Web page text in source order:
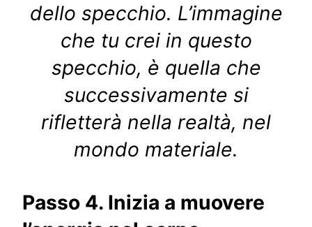
dello specchio. L’immagine
che tu crei in questo
specchio, è quella che
successivamente si
rifletterà nella realtà, nel
mondo materiale.
Passo 4. Inizia a muovere